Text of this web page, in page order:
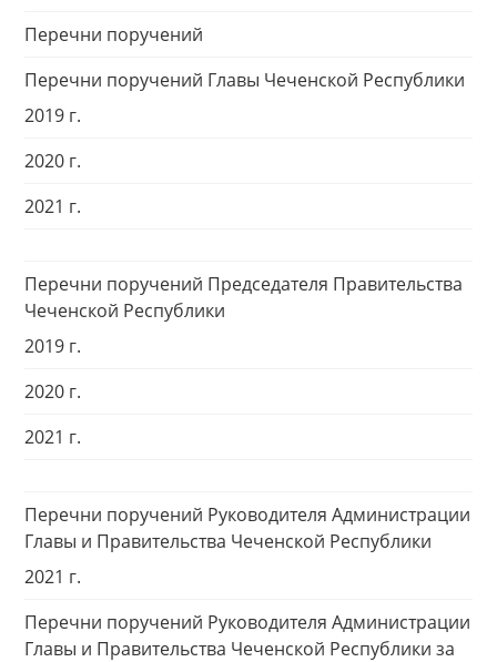
Перечни поручений
Перечни поручений Главы Чеченской Республики
2019 г.
2020 г.
2021 г.
Перечни поручений Председателя Правительства
Чеченской Республики
2019 г.
2020 г.
2021 г.
Перечни поручений Руководителя Администрации
Главы и Правительства Чеченской Республики
2021 г.
Перечни поручений Руководителя Администрации
Главы и Правительства Чеченской Республики за